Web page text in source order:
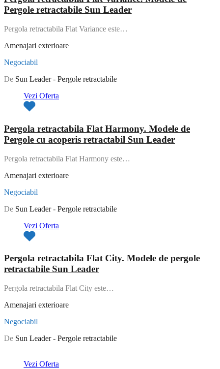
Pergole retractabile Sun Leader
Pergola retractabila Flat Variance este…
Amenajari exterioare
Negociabil
De Sun Leader - Pergole retractabile
Vezi Oferta
Pergola retractabila Flat Harmony. Modele de
Pergole cu acoperis retractabil Sun Leader
Pergola retractabila Flat Harmony este…
Amenajari exterioare
Negociabil
De Sun Leader - Pergole retractabile
Vezi Oferta
Pergola retractabila Flat City. Modele de pergole
retractabile Sun Leader
Pergola retractabila Flat City este…
Amenajari exterioare
Negociabil
De Sun Leader - Pergole retractabile
Vezi Oferta